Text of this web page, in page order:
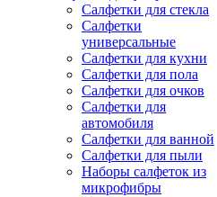
Салфетки для стекла
Салфетки
универсальные
Салфетки для кухни
Салфетки для пола
Салфетки для очков
Салфетки для
автомобиля
Салфетки для ванной
Салфетки для пыли
Наборы салфеток из
микрофибры